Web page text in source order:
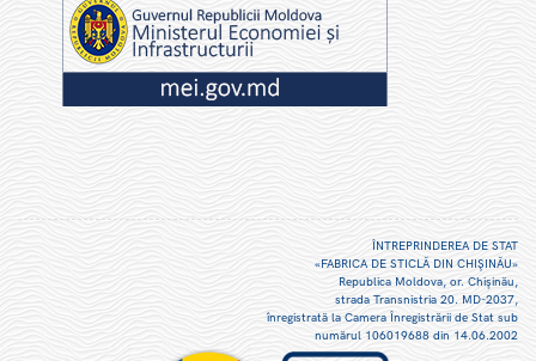
ÎNTREPRINDEREA DE STAT
«FABRICA DE STICLĂ DIN CHIŞINĂU»
Republica Moldova, or. Chişinău,
strada Transnistria 20. MD-2037,
înregistrată la Camera Înregistrării de Stat sub
numărul 106019688 din 14.06.2002